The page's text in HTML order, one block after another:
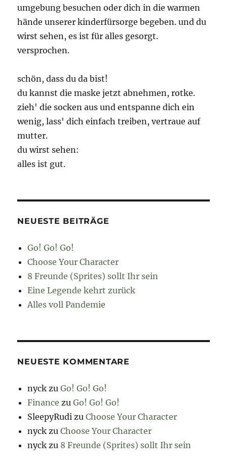
umgebung besuchen oder dich in die warmen
hände unserer kinderfürsorge begeben. und du
wirst sehen, es ist für alles gesorgt.
versprochen.
schön, dass du da bist!
du kannst die maske jetzt abnehmen, rotke.
zieh' die socken aus und entspanne dich ein
wenig, lass' dich einfach treiben, vertraue auf
mutter.
du wirst sehen:
alles ist gut.
NEUESTE BEITRÄGE
Go! Go! Go!
Choose Your Character
8 Freunde (Sprites) sollt Ihr sein
Eine Legende kehrt zurück
Alles voll Pandemie
NEUESTE KOMMENTARE
nyck zuGo! Go! Go!
Finance zuGo! Go! Go!
SleepyRudi zuChoose Your Character
nyck zuChoose Your Character
nyck zu 8 Freunde (Sprites) sollt Ihr sein